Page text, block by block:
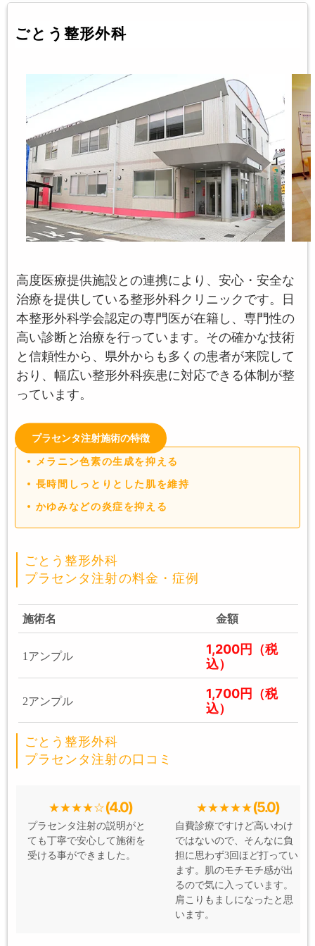
ごとう整形外科
高度医療提供施設との連携により、安心・安全な
治療を提供している整形外科クリニックです。日
本整形外科学会認定の専門医が在籍し、専門性の
高い診断と治療を行っています。その確かな技術
と信頼性から、県外からも多くの患者が来院して
おり、幅広い整形外科疾患に対応できる体制が整
っています。
プラセンタ注射施術の特徴
メラニン色素の生成を抑える
長時間しっとりとした肌を維持
かゆみなどの炎症を抑える
ごとう整形外科
プラセンタ注射の料金・症例
施術名 金額
1アンプル
1,200円（税
込）
2アンプル
1,700円（税
込）
ごとう整形外科
プラセンタ注射の口コミ
(4.0)
プラセンタ注射の説明がと
ても丁寧で安心して施術を
受ける事ができました。
(5.0)
自費診療ですけど高いわけ
ではないので、そんなに負
担に思わず3回ほど打ってい
ます。肌のモチモチ感が出
るので気に入っています。
肩こりもましになったと思
います。